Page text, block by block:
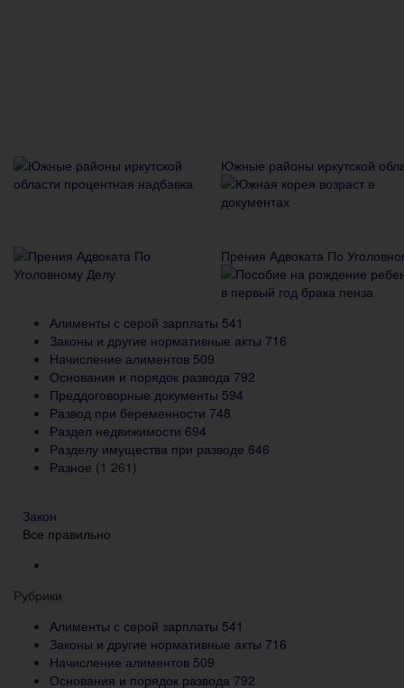
Южные районы иркутской
Прения Адвоката По
Алименты с серой зарплаты 541
Законы и другие нормативные акты 716
Начисление алиментов 509
Основания и порядок развода 792
Преддоговорные документы 594
Развод при беременности 748
Раздел недвижимости 694
Разделу имущества при разводе 646
Разное (1 261)
Закон
Все правильно
Рубрики
Алименты с серой зарплаты 541
Законы и другие нормативные акты 716
Начисление алиментов 509
Основания и порядок развода 792